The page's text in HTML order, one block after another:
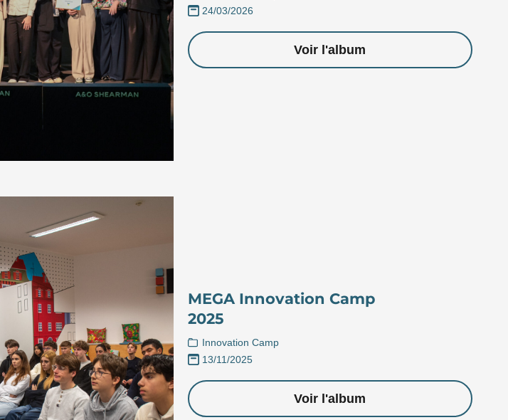
24/03/2026
Voir l'album
MEGA Innovation Camp
2025
Innovation Camp
13/11/2025
Voir l'album